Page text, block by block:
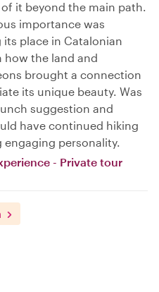
it beyond the main path.
importance was
place in Catalonian
how the land and
brought a connection
its unique beauty. Was
suggestion and
have continued hiking
personality.
- Private tour